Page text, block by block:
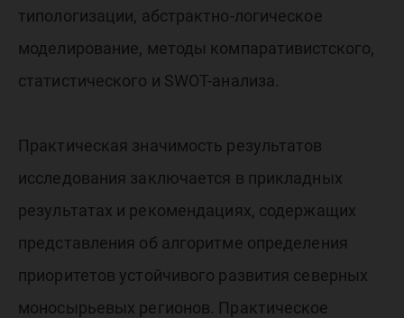
типологизации, абстрактно-логическое
моделирование, методы компаративистского,
статистического и SWOT-анализа.
Практическая значимость результатов
исследования заключается в прикладных
результатах и рекомендациях, содержащих
представления об алгоритме определения
приоритетов устойчивого развития северных
моносырьевых регионов. Практическое